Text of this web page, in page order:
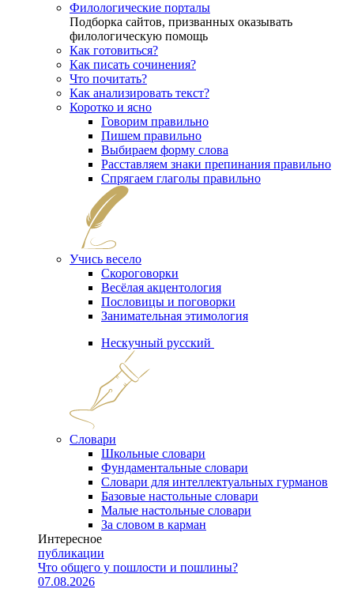
Филологические порталы
Подборка сайтов, призванных оказывать
филологическую помощь
Как готовиться?
Как писать сочинения?
Что почитать?
Как анализировать текст?
Коротко и ясно
Говорим правильно
Пишем правильно
Выбираем форму слова
Расставляем знаки препинания правильно
Спрягаем глаголы правильно
Учись весело
Скороговорки
Весёлая акцентология
Пословицы и поговорки
Занимательная этимология
Нескучный русский
Словари
Школьные словари
Фундаментальные словари
Словари для интеллектуальных гурманов
Базовые настольные словари
Малые настольные словари
За словом в карман
Интересное
публикации
Что общего у пошлости и пошлины?
07.08.2026